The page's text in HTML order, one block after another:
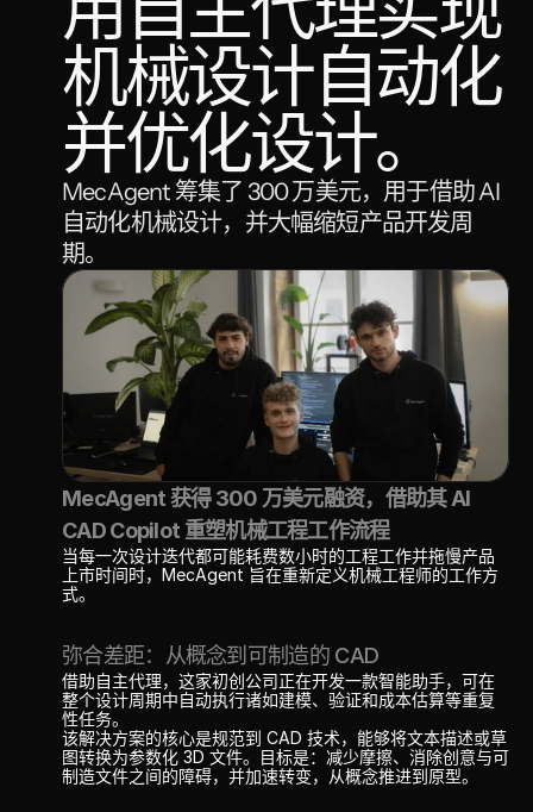
机械设计自动化
并优化设计。
MecAgent 筹集了 300 万美元，用于借助 AI
自动化机械设计，并大幅缩短产品开发周
期。
MecAgent 获得 300 万美元融资，借助其 AI
CAD Copilot 重塑机械工程工作流程
当每一次设计迭代都可能耗费数小时的工程工作并拖慢产品
上市时间时， MecAgent 旨在重新定义机械工程师的工作方
式。
弥合差距：从概念到可制造的 CAD
借助自主代理，这家初创公司正在开发一款智能助手，可在
整个设计周期中自动执行诸如建模、 验证和成本估算等重复
性任务。
该解决方案的核心是规范到 CAD 技术，能够将文本描述或草
图转换为参数化 3D 文件。目标是： 减少摩擦、消除创意与可
制造文件之间的障碍，并加速转变，从概念推进到原型。